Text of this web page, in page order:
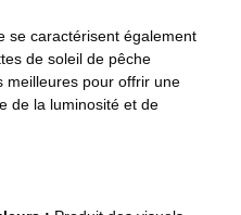
se caractérisent également
de soleil de pêche
meilleures pour offrir une
de la luminosité et de